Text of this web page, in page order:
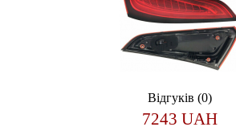
Відгуків (0)
7243 UAH